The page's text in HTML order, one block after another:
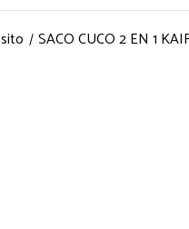
SACO CUCO 2 EN 1